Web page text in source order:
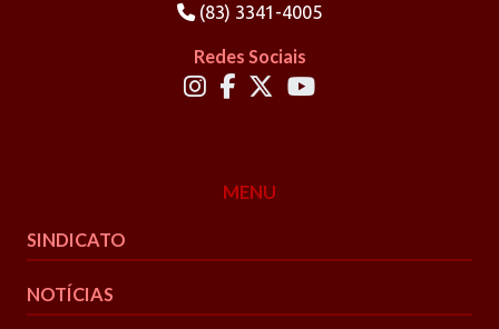
(83) 3341-4005
Redes Sociais
MENU
SINDICATO
NOTÍCIAS